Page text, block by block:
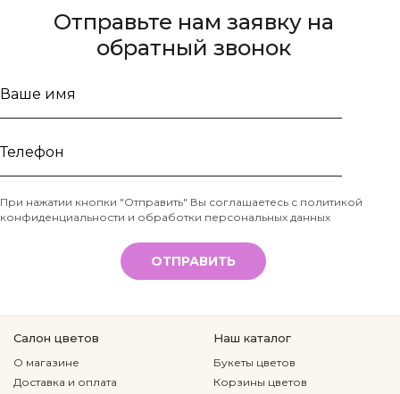
Отправьте нам заявку на
обратный звонок
Ваше
Телефон
*
При нажатии кнопки "Отправить" Вы соглашаетесь с политикой
конфиденциальности и обработки персональных данных
ОТПРАВИТЬ
Салон цветов
О магазине
Доставка и оплата
Наш каталог
Букеты цветов
Корзины цветов